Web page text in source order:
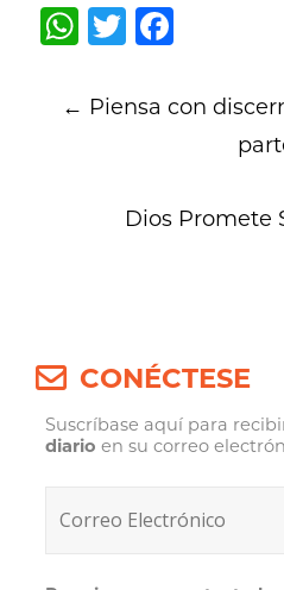
WhatsApp
Twitter
navigation
← Piensa con
Dios Promete
CONÉCTESE
Suscríbase aquí para
diario en su correo